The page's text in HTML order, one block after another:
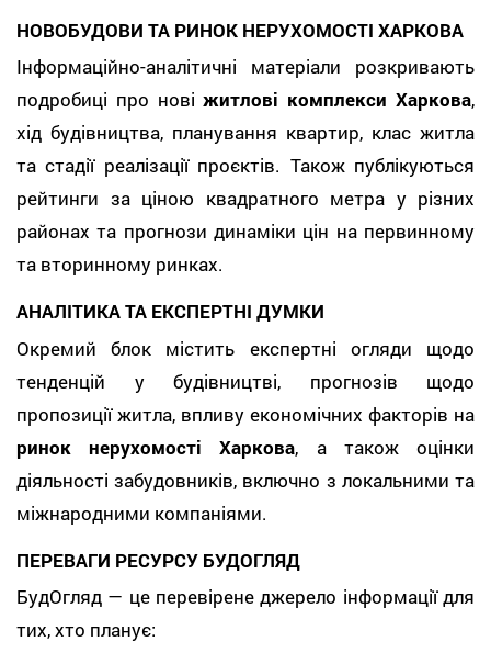
НОВОБУДОВИ ТА РИНОК НЕРУХОМОСТІ ХАРКОВА
Інформаційно-аналітичні матеріали розкривають
подробиці про новіжитлові комплекси Харкова,
хід будівництва, планування квартир, клас житла
та стадії реалізації проєктів. Також публікуються
рейтинги за ціною квадратного метра у різних
районах та прогнози динаміки цін на первинному
та вторинному ринках.
АНАЛІТИКА ТА ЕКСПЕРТНІ ДУМКИ
Окремий блок містить експертні огляди щодо
тенденцій у будівництві, прогнозів щодо
пропозиції житла, впливу економічних факторів на
ринок нерухомості Харкова, а також оцінки
діяльності забудовників, включно з локальними та
міжнародними компаніями.
ПЕРЕВАГИ РЕСУРСУ БУДОГЛЯД
БудОгляд — це перевірене джерело інформації для
тих, хто планує: